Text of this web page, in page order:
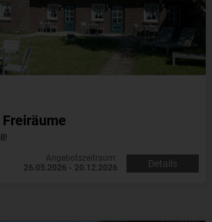
Angebotszeitraum:
26.05.2026 - 20.12.2026
Details